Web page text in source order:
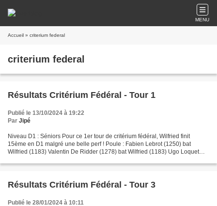
MENU
Accueil » criterium federal
criterium federal
Résultats Critérium Fédéral - Tour 1
Publié le 13/10/2024 à 19:22
Par Jipé
Niveau D1 : Séniors Pour ce 1er tour de critérium fédéral, Wilfried finit
15ème en D1 malgré une belle perf ! Poule : Fabien Lebrot (1250) bat
Wilfried (1183) Valentin De Ridder (1278) bat Wilfried (1183) Ugo Loquet
Résultats Critérium Fédéral - Tour 3
Publié le 28/01/2024 à 10:11